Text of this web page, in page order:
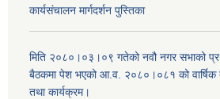
कार्यसंचालन मार्गदर्शन पुस्तिका
मिति २०८०।०३।०९ गतेको नवौ नगर सभाको
बैठकमा पेश भएको आ.व. २०८०।०८१ को
तथा कार्यक्रम।